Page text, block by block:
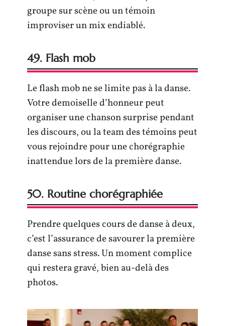
groupe sur scène ou un témoin
improviser un mix endiablé.
49. Flash mob
Le flash mob ne se limite pas à la danse.
Votre demoiselle d’honneur peut
organiser une chanson surprise pendant
les discours, ou la team des témoins peut
vous rejoindre pour une chorégraphie
inattendue lors de la première danse.
50. Routine chorégraphiée
Prendre quelques cours de danse à deux,
c’est l’assurance de savourer la première
danse sans stress. Un moment complice
qui restera gravé, bien au-delà des
photos.